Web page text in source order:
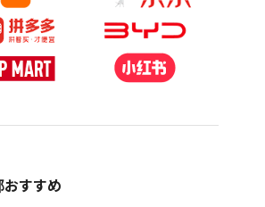
おすすめ